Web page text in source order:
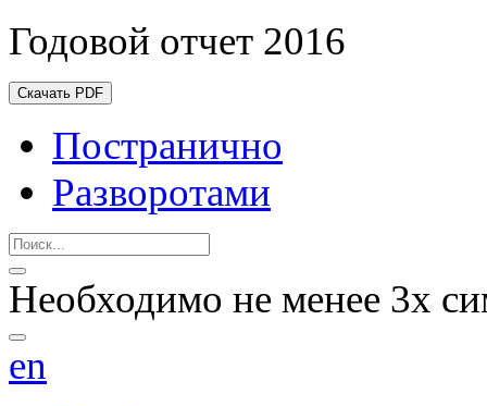
Годовой отчет 2016
Скачать PDF
Постранично
Разворотами
Необходимо не менее 3х
en